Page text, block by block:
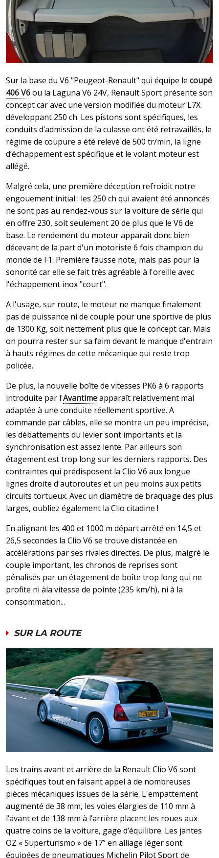
Sur la base du V6 "Peugeot-Renault" qui équipe le coupé
406 V6ou la Laguna V6 24V, Renault Sport présente son
concept car avec une version modifiée du moteur L7X
développant 250 ch. Les pistons sont spécifiques, les
conduits d’admission de la culasse ont été retravaillés, le
régime de coupure a été relevé de 500 tr/min, la ligne
d’échappement est spécifique et le volant moteur est
allégé.
Malgré cela, une première déception refroidit notre
engouement initial : les 250 ch qui avaient été annoncés
ne sont pas au rendez-vous sur la voiture de série qui
en offre 230, soit seulement 20 de plus que le V6 de
base. Le rendement du moteur apparaît donc bien
décevant de la part d'un motoriste 6 fois champion du
monde de F1. Première fausse note, mais pas pour la
sonorité car elle se fait très agréable à l'oreille avec
l'échappement inox "court".
A l'usage, sur route, le moteur ne manque finalement
pas de puissance ni de couple pour une sportive de plus
de 1300 Kg, soit nettement plus que le concept car. Mais
on pourra rester sur sa faim devant le manque d'entrain
à hauts régimes de cette mécanique qui reste trop
policée.
De plus, la nouvelle boîte de vitesses PK6 à 6 rapports
introduite par l'Avantimeapparaît relativement mal
adaptée à une conduite réellement sportive. A
commande par câbles, elle se montre un peu imprécise,
les débattements du levier sont importants et la
synchronisation est assez lente. Par ailleurs son
étagement est trop long sur les derniers rapports. Des
contraintes qui prédisposent la Clio V6 aux longue
lignes droite d'autoroutes et un peu moins aux petits
circuits tortueux. Avec un diamètre de braquage des plus
larges, oubliez également la Clio citadine !
En alignant les 400 et 1000 m départ arrêté en 14,5 et
26,5 secondes la Clio V6 se trouve distancée en
accélérations par ses rivales directes. De plus, malgré le
couple important, les chronos de reprises sont
pénalisés par un étagement de boîte trop long qui ne
profite ni àla vitesse de pointe (235 km/h), ni à la
consommation...
SUR LA ROUTE
Les trains avant et arrière de la Renault Clio V6 sont
spécifiques tout en faisant appel à de nombreuses
pièces mécaniques issues de la série. L'empattement
augmenté de 38 mm, les voies élargies de 110 mm à
l’avant et de 138 mm à l’arrière placent les roues aux
quatre coins de la voiture, gage d’équilibre. Les jantes
OZ « Superturismo » de 17’’ en alliage léger sont
équipées de pneumatiques Michelin Pilot Sport de